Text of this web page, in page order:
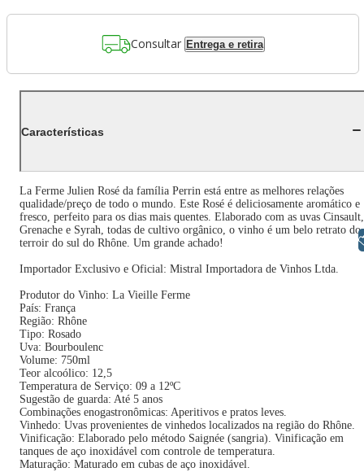
Consultar Entrega e retira
Características
La Ferme Julien Rosé da família Perrin está entre as melhores relações
qualidade/preço de todo o mundo. Este Rosé é deliciosamente aromático e
fresco, perfeito para os dias mais quentes. Elaborado com as uvas Cinsault,
Grenache e Syrah, todas de cultivo orgânico, o vinho é um belo retrato do
terroir do sul do Rhône. Um grande achado!
Importador Exclusivo e Oficial: Mistral Importadora de Vinhos Ltda.
Produtor do Vinho: La Vieille Ferme
País: França
Região: Rhône
Tipo: Rosado
Uva: Bourboulenc
Volume: 750ml
Teor alcoólico: 12,5
Temperatura de Serviço: 09 a 12ºC
Sugestão de guarda: Até 5 anos
Combinações enogastronômicas: Aperitivos e pratos leves.
Vinhedo: Uvas provenientes de vinhedos localizados na região do Rhône.
Vinificação: Elaborado pelo método Saignée (sangria). Vinificação em
tanques de aço inoxidável com controle de temperatura.
Maturação: Maturado em cubas de aço inoxidável.